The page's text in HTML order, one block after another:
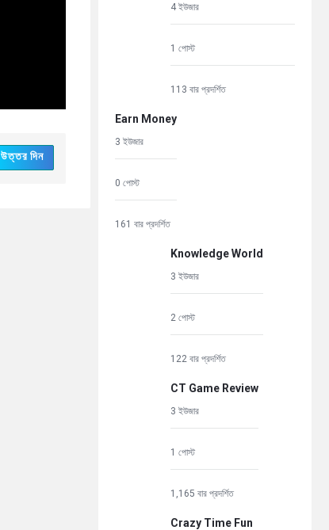
উত্তর দিন
4 ইউজার
1 পোস্ট
113 বার প্রদর্শিত
Earn Money
3 ইউজার
0 পোস্ট
161 বার প্রদর্শিত
Knowledge World
3 ইউজার
2 পোস্ট
122 বার প্রদর্শিত
CT Game Review
3 ইউজার
1 পোস্ট
1,165 বার প্রদর্শিত
Crazy Time Fun